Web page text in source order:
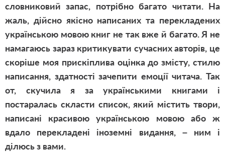
словниковий запас, потрібно багато читати. На
жаль, дійсно якісно написаних та перекладених
українською мовою книг не так вже й багато. Я не
намагаюсь зараз критикувати сучасних авторів, це
скоріше моя прискіплива оцінка до змісту, стилю
написання, здатності зачепити емоції читача. Так
от, скучила я за українськими книгами і
постаралась скласти список, який містить твори,
написані красивою українською мовою або ж
вдало перекладені іноземні видання, – ним і
ділюсь з вами.